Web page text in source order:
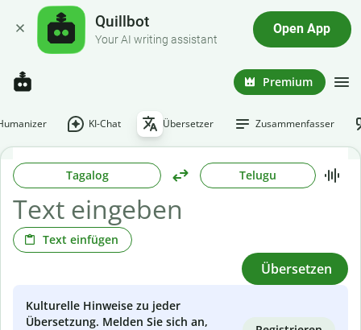
Quillbot
Your AI writing assistant
Open App
Premium
KI-Chat Übersetzer Zusammenfasser
Tagalog Telugu
Text einfügen
Übersetzen
Kulturelle Hinweise zu jeder
Übersetzung. Melden Sie sich an,